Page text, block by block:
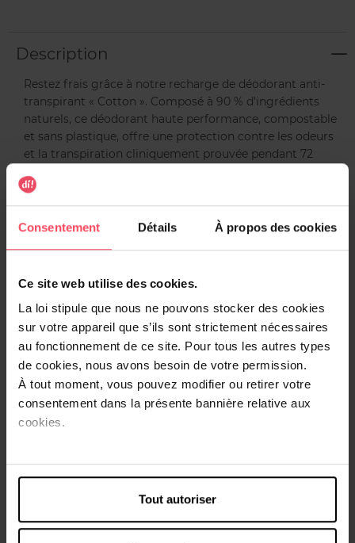
Consentement Détails À propos des cookies
Ce site web utilise des cookies.
La loi stipule que nous ne pouvons stocker des cookies
sur votre appareil que s’ils sont strictement nécessaires
au fonctionnement de ce site. Pour tous les autres types
de cookies, nous avons besoin de votre permission.
À tout moment, vous pouvez modifier ou retirer votre
consentement dans la présente bannière relative aux
cookies.
Tout autoriser
Description
Restez frais grâce à notre recharge de déodorant anti-
transpirant « Cotton ». Composé à 90 % d'ingrédients
naturels, ce déodorant haute performance, compostable
et sans plastique, offre une protection contre les odeurs
et la transpiration cliniquement prouvée pendant 72
Optez pour le déodorant anti-transpirant Wild les jours où
vous avez besoin d’être au sec, tout en recherchant un
1 recharge de déodorant anti-transpirant compostable.
Une fois la recharge terminée, il vous suffit d’en acheter
une nouvelle, de remplir votre étui, et vous êtes prêt à
retrouver une sensation de fraîcheur. C’est le moyen idéal
pour sentir bon tout en réduisant vos déchets plastiques.
utilisation quotidienne.
Conseils d'utilisation